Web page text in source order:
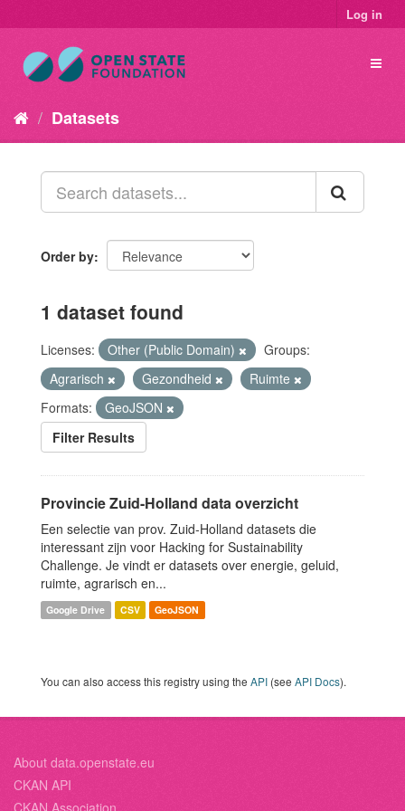
Log in
Datasets
Order by
1 dataset found
Licenses: Other (Public Domain)
Groups:
Agrarisch
Gezondheid
Ruimte
Formats:
GeoJSON
Filter Results
Provincie Zuid-Holland data overzicht
Een selectie van prov. Zuid-Holland datasets die
interessant zijn voor Hacking for Sustainability
Challenge. Je vindt er datasets over energie, geluid,
ruimte, agrarisch en...
Google Drive CSV GeoJSON
You can also access this registry using the API (see API Docs).
About data.openstate.eu
CKAN API
CKAN Association